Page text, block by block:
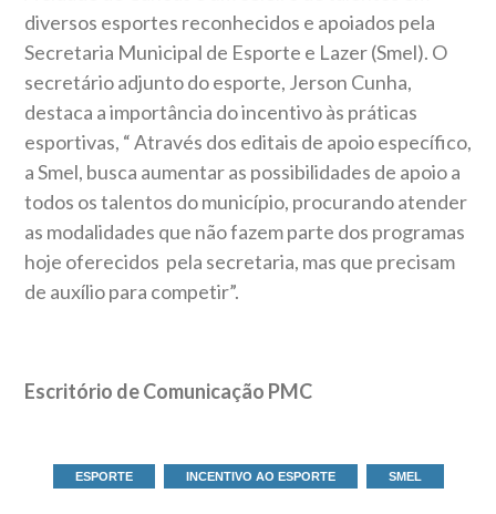
diversos esportes reconhecidos e apoiados pela
Secretaria Municipal de Esporte e Lazer (Smel). O
secretário adjunto do esporte, Jerson Cunha,
destaca a importância do incentivo às práticas
esportivas, “ Através dos editais de apoio específico,
a Smel, busca aumentar as possibilidades de apoio a
todos os talentos do município, procurando atender
as modalidades que não fazem parte dos programas
hoje oferecidos pela secretaria, mas que precisam
de auxílio para competir”.
Escritório de Comunicação PMC
ESPORTE INCENTIVO AO ESPORTE SMEL